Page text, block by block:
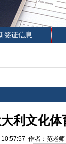
签证信息
利文化体
10:57:57 作者：范老